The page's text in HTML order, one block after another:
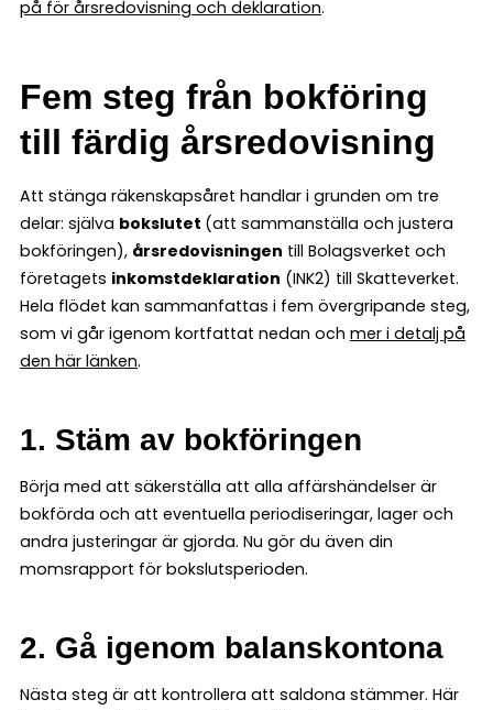
på för årsredovisning och deklaration.
Fem steg från bokföring
till färdig årsredovisning
Att stänga räkenskapsåret handlar i grunden om tre
delar: själva bokslutet (att sammanställa och justera
bokföringen), årsredovisningen till Bolagsverket och
företagets inkomstdeklaration (INK2) till Skatteverket.
Hela flödet kan sammanfattas i fem övergripande steg,
som vi går igenom kortfattat nedan och mer i detalj på
den här länken.
1. Stäm av bokföringen
Börja med att säkerställa att alla affärshändelser är
bokförda och att eventuella periodiseringar, lager och
andra justeringar är gjorda. Nu gör du även din
momsrapport för bokslutsperioden.
2. Gå igenom balanskontona
Nästa steg är att kontrollera att saldona stämmer. Här